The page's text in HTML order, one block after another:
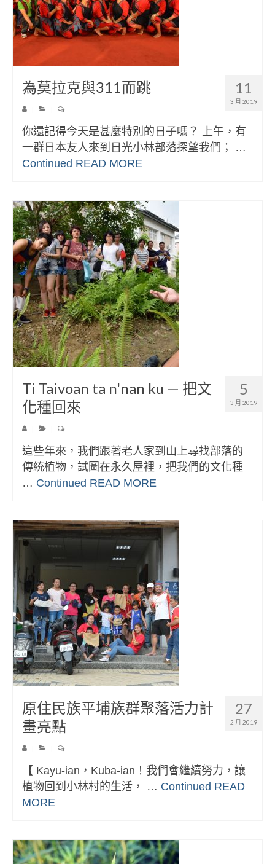
11
3 月 2019
為莫拉克與311而跳
| |
你還記得今天是甚麼特別的日子嗎？ 上午，有
一群日本友人來到日光小林部落探望我們； …
Continued READ MORE
5
3 月 2019
Ti Taivoan ta n'nan ku — 把文
化種回來
| |
這些年來，我們跟著老人家到山上尋找部落的
傳統植物，試圖在永久屋裡，把我們的文化種
… Continued READ MORE
27
2 月 2019
原住民族平埔族群聚落活力計
畫亮點
| |
【 Kayu-ian，Kuba-ian！我們會繼續努力，讓
植物回到小林村的生活， … Continued READ
MORE